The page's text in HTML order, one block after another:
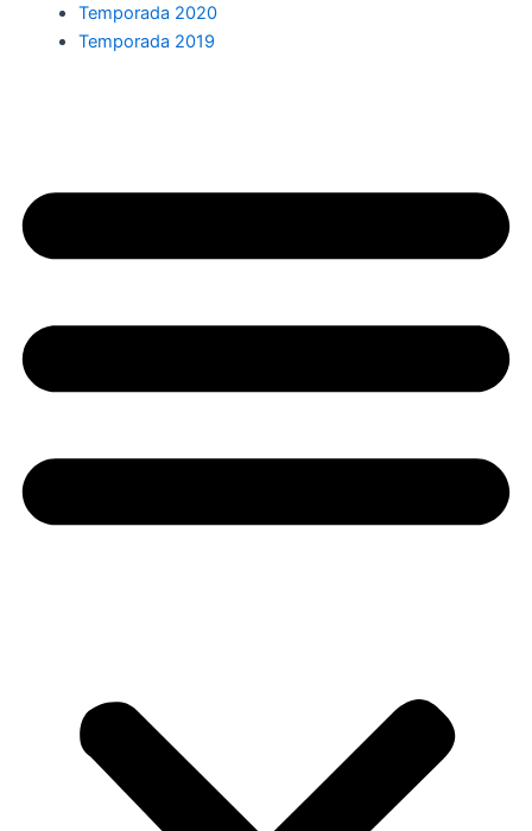
Temporada 2020
Temporada 2019